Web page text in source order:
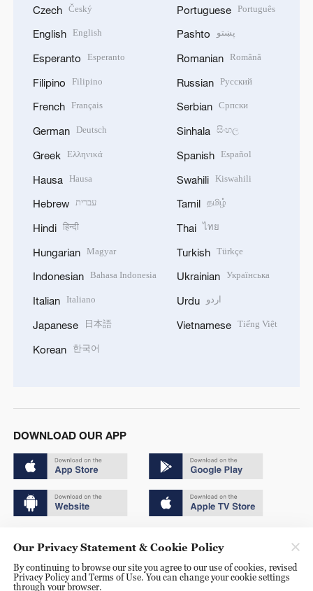
Czech Český
English English
Esperanto Esperanto
Filipino Filipino
French Français
German Deutsch
Greek Ελληνικά
Hausa Hausa
Hebrew עברית
Hindi हिन्दी
Hungarian Magyar
Indonesian Bahasa Indonesia
Italian Italiano
Japanese 日本語
Korean 한국어
Portuguese Português
Pashto پښتو
Romanian Română
Russian Русский
Serbian Српски
Sinhala සිංහල
Spanish Español
Swahili Kiswahili
Tamil தமிழ்
Thai ไทย
Turkish Türkçe
Ukrainian Українська
Urdu اردو
Vietnamese Tiếng Việt
DOWNLOAD OUR APP
京ICP备20000184号
京公网安备 11010502050052号
Our Privacy Statement & Cookie Policy
By continuing to browse our site you agree to our use of cookies, revised
Privacy Policy and Terms of Use. You can change your cookie settings
through your browser.